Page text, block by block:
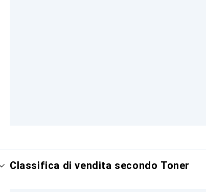
Classifica di vendita secondo Toner